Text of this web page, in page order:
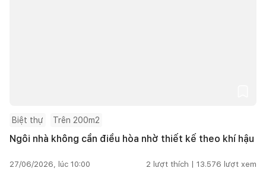
Biệt thự Trên 200m2
Ngôi nhà không cần điều hòa nhờ thiết kế theo khí hậu
27/06/2026, lúc 10:00 2 lượt thích | 13.576 lượt xem